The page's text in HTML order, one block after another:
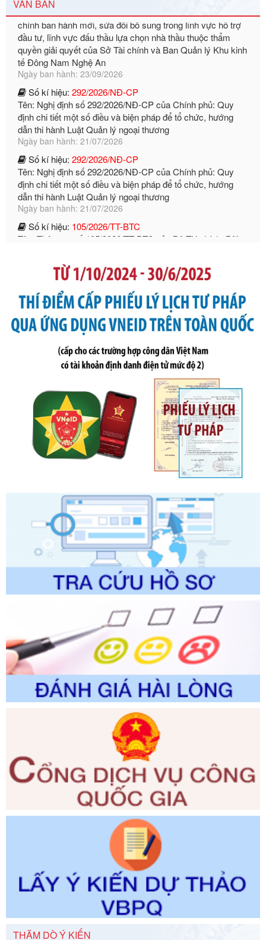
VĂN BẢN
quyền giải quyết của Sở Tài chính và Ban Quản lý Khu kinh
tế Đông Nam Nghệ An
Ngày ban hành: 23/09/2026
Số kí hiệu:292/2026/NĐ-CP
Tên: Nghị định số 292/2026/NĐ-CP của Chính phủ: Quy
định chi tiết một số điều và biện pháp để tổ chức, hướng
dẫn thi hành Luật Quản lý ngoại thương
Ngày ban hành: 21/07/2026
Số kí hiệu:292/2026/NĐ-CP
Tên: Nghị định số 292/2026/NĐ-CP của Chính phủ: Quy
định chi tiết một số điều và biện pháp để tổ chức, hướng
dẫn thi hành Luật Quản lý ngoại thương
Ngày ban hành: 21/07/2026
Số kí hiệu:105/2026/TT-BTC
Tên: Thông tư số 105/2026/TT-BTC của Bộ Tài chính: Bãi
bỏ Thông tư số 87/2019/TT- BТC ngày 19 tháng 12 năm
2019 của Bộ trưởng Bộ Tài chính hướng dẫn thực hiện xử
phạt vi phạm hành chính trong lĩnh vực kho bạc nhà nước
Ngày ban hành: 21/07/2026
Tên: Nghị định số 291/2026/NĐ-CP của Chính phủ: Sửa
đổi, bổ sung một số điều của Nghị định số 125/2020/NĐ-СР
ngày 19 tháng 10 năm 2020 của Chính phủ quy định xử
phạt vi phạm hành chính về thuế, hóa đơn được sửa đổi, bổ
sung bởi Nghị định số 102/2021/NĐ-CP
Ngày ban hành: 20/07/2026
Số kí hiệu:2303/QĐ-UBND
Tên: Quyết định công bố Danh mục thủ tục hành chính mới
ban hành, được sửa đổi, bổ sung, bị bãi bỏ và phê duyệt
Quy trình nội bộ, quy trình điện tử giải quyết thủ tục hành
chính trong một số lĩnh vực thuộc phạm vi chức năng quản
lý của Sở Văn hóa, Thể tha
Ngày ban hành: 01/06/2026
Số kí hiệu:2304/QĐ-UBND
Tên: Quyết định công bố Danh mục thủ tục hành chính
được sửa đổi, bổ sung và phê duyệt Quy trình nội bộ, quy
trình điện tử giải quyết thủ tục hành chính trong lĩnh vực Du
lịch thuộc phạm vi chức năng quản lý của Sở Văn hóa, Thể
thao và Du lịch
Ngày ban hành: 01/06/2026
Số kí hiệu:2310/QĐ-UBND
Tên: Về việc công bố Danh mục thủ tục hành chính sửa
đổi, bổ sung và phê duyệt Quy trình nội bộ, quy trình điện tử
trong giải quyết thủtục hành chính lĩnh vực biến đổi khí hậu
thuộc phạm vi giải quyết của Sở Nông nghiệp và Môi
trường
Ngày ban hành: 01/06/2026
2300/QĐ-UBND
Tên: V/v công bố danh mục thủ tục hành chính được sửa
đổi, bổ sung và phê duyệt quy trình nội bộ, quy trình điện tử
giải quyết thủ tục hành chính trong lĩnh vực Luật sư thuộc
phạm vi chức năng quản lý của Sở Tư pháp
Ngày ban hành: 01/06/2026
351/2025/NĐ-CP
Tên: Nghị định số 351/2025/NĐ-CP của Chính phủ: Quy
định chuẩn nghèo đa chiều quốc gia giai đoạn 2026 - 2030
Ngày ban hành: 29/12/2026
Số kí hiệu:3014/QĐ-UBND
Tên: Quyết định về việc công bố danh mục thủ tục hành
chính ban hành mới, sửa đổi bổ sung trong lĩnh vực hỗ trợ
đầu tư, lĩnh vực đấu thầu lựa chọn nhà thầu thuộc thẩm
quyền giải quyết của Sở Tài chính và Ban Quản lý Khu kinh
Ngày ban hành: 23/09/2026
292/2026/NĐ-CP
Tên: Nghị định số 292/2026/NĐ-CP của Chính phủ: Quy
định chi tiết một số điều và biện pháp để tổ chức, hướng
dẫn thi hành Luật Quản lý ngoại thương
Ngày ban hành: 21/07/2026
Số kí hiệu:
292/2026/NĐ-CP
THĂM DÒ Ý KIẾN